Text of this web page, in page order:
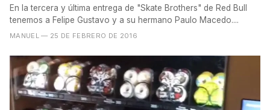
En la tercera y última entrega de "Skate Brothers" de Red Bull
tenemos a Felipe Gustavo y a su hermano Paulo Macedo....
MANUEL — 25 DE FEBRERO DE 2016